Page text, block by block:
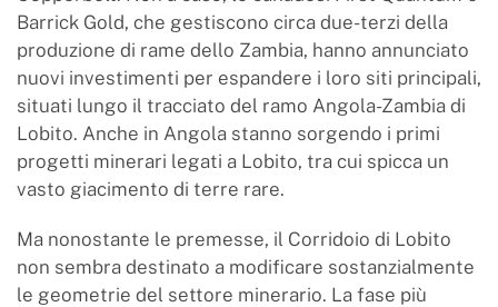
Barrick Gold, che gestiscono circa due-terzi della
produzione di rame dello Zambia, hanno annunciato
nuovi investimenti per espandere i loro siti principali,
situati lungo il tracciato del ramo Angola-Zambia di
Lobito. Anche in Angola stanno sorgendo i primi
progetti minerari legati a Lobito, tra cui spicca un
vasto giacimento di terre rare.
Ma nonostante le premesse, il Corridoio di Lobito
non sembra destinato a modificare sostanzialmente
le geometrie del settore minerario. La fase più